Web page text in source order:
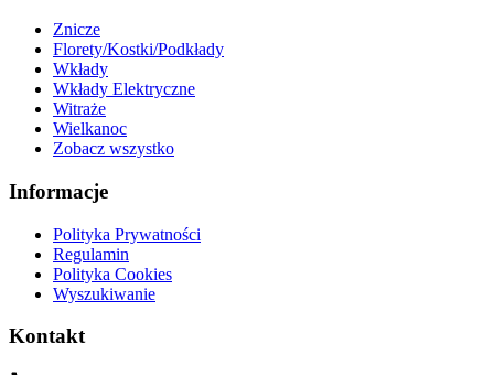
Znicze
Florety/Kostki/Podkłady
Wkłady
Wkłady Elektryczne
Witraże
Wielkanoc
Zobacz wszystko
Informacje
Polityka Prywatności
Regulamin
Polityka Cookies
Wyszukiwanie
Kontakt